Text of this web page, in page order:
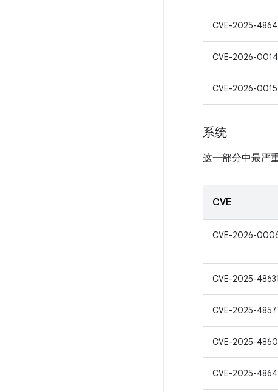
CVE-2025-
CVE-2026-0014
CVE-2026-0015
系统
这一部分中最严
CVE
CVE-2026-
CVE-2025-48631
CVE-2025-
CVE-2025-
CVE-2025-